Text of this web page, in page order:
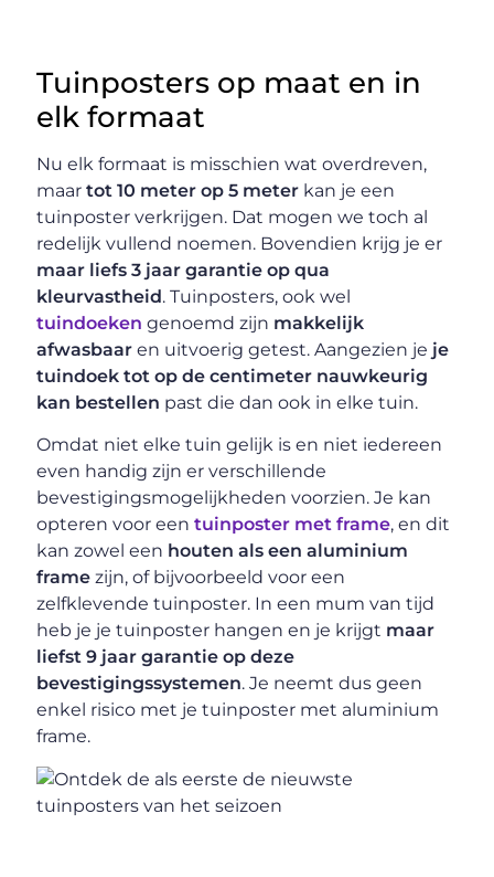
Tuinposters op maat en in
elk formaat
Nu elk formaat is misschien wat overdreven,
maartot 10 meter op 5 meter kan je een
tuinposter verkrijgen. Dat mogen we toch al
redelijk vullend noemen. Bovendien krijg je er
maar liefs 3 jaar garantie op qua
kleurvastheid. Tuinposters, ook wel
tuindoeken genoemd zijn makkelijk
afwasbaar en uitvoerig getest. Aangezien je je
tuindoek tot op de centimeter nauwkeurig
kan bestellen past die dan ook in elke tuin.
Omdat niet elke tuin gelijk is en niet iedereen
even handig zijn er verschillende
bevestigingsmogelijkheden voorzien. Je kan
opteren voor eentuinposter met frame, en dit
kan zowel een houten als een aluminium
frame zijn, of bijvoorbeeld voor een
zelfklevende tuinposter. In een mum van tijd
heb je je tuinposter hangen en je krijgt maar
liefst 9 jaar garantie op deze
bevestigingssystemen. Je neemt dus geen
enkel risico met je tuinposter met aluminium
frame.